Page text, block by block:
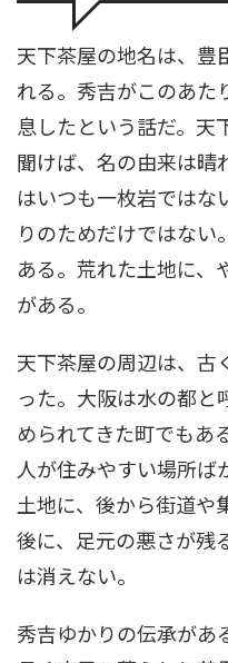
天下茶屋の地名は、豊
れる。秀吉がこのあた
息したという話だ。天
聞けば、名の由来は晴
はいつも一枚岩ではな
りのためだけではない
ある。荒れた土地に、
がある。
天下茶屋の周辺は、古
った。大阪は水の都と
められてきた町でもあ
人が住みやすい場所ば
土地に、後から街道や
後に、足元の悪さが残
は消えない。
秀吉ゆかりの伝承があ